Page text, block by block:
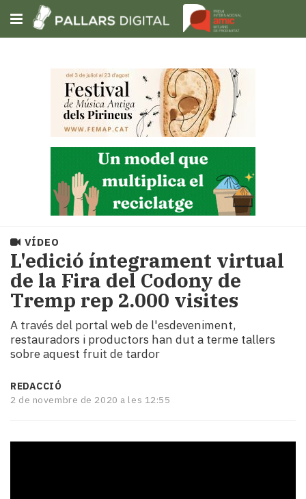
Subscriu-t'hi
Portada
Societat
Política
i
municipis
Economia
turisme
Cultura
Esports
Mai
tant!
mitjans
VÍDEO
L'edició íntegrament virtual
de la Fira del Codony de
Tremp rep 2.000 visites
A través del portal web de l'esdeveniment,
restauradors i productors han dut a terme tallers
sobre aquest fruit de tardor
REDACCIÓ
2 de novembre de 2020 a les 12:55